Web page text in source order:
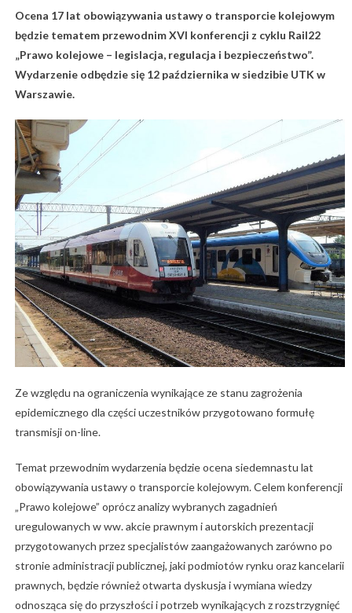
Ocena 17 lat obowiązywania ustawy o transporcie kolejowym
będzie tematem przewodnim XVI konferencji z cyklu Rail22
„Prawo kolejowe – legislacja, regulacja i bezpieczeństwo”.
Wydarzenie odbędzie się 12 października w siedzibie UTK w
Warszawie.
Ze względu na ograniczenia wynikające ze stanu zagrożenia
epidemicznego dla części uczestników przygotowano formułę
transmisji on-line.
Temat przewodnim wydarzenia będzie ocena siedemnastu lat
obowiązywania ustawy o transporcie kolejowym. Celem konferencji
„Prawo kolejowe” oprócz analizy wybranych zagadnień
uregulowanych w ww. akcie prawnym i autorskich prezentacji
przygotowanych przez specjalistów zaangażowanych zarówno po
stronie administracji publicznej, jaki podmiotów rynku oraz kancelarii
prawnych, będzie również otwarta dyskusja i wymiana wiedzy
odnosząca się do przyszłości i potrzeb wynikających z rozstrzygnięć